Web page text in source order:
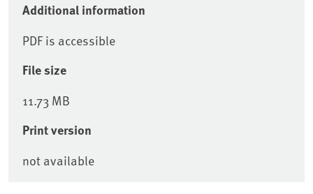
Additional information
PDF is accessible
File size
11.73 MB
Print version
not available